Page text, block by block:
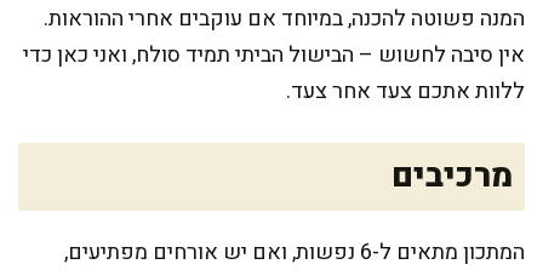
המנה פשוטה להכנה, במיוחד אם עוקבים אחרי ההוראות.
אין סיבה לחשוש – הבישול הביתי תמיד סולח, ואני כאן כדי
ללוות אתכם צעד אחר צעד.
מרכיבים
המתכון מתאים ל-6 נפשות, ואם יש אורחים מפתיעים,